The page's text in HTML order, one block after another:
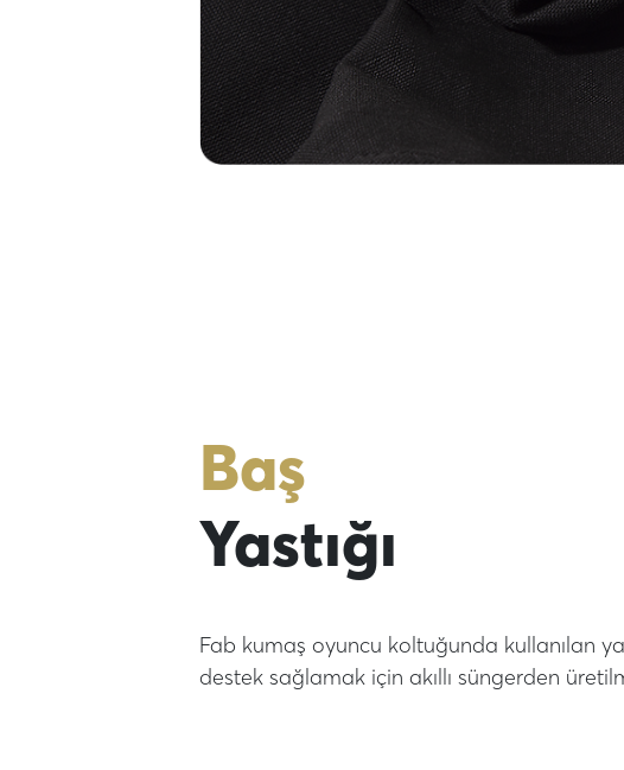
Baş
Yastığı
Fab kumaş oyuncu koltuğunda kullanılan
destek sağlamak için akıllı süngerden